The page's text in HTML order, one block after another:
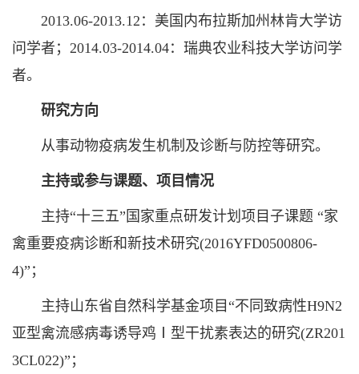
2013.06-2013.12：美国内布拉斯加州林肯大学访
问学者；2014.03-2014.04：瑞典农业科技大学访问学
者。
研究方向
从事动物疫病发生机制及诊断与防控等研究。
主持或参与课题、项目情况
主持“十三五”国家重点研发计划项目子课题 “家
禽重要疫病诊断和新技术研究(2016YFD0500806-
4)”；
主持山东省自然科学基金项目“不同致病性H9N2
亚型禽流感病毒诱导鸡Ⅰ型干扰素表达的研究(ZR201
3CL022)”；